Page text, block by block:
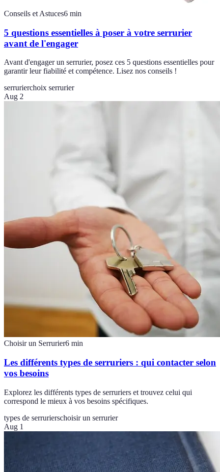
Conseils et Astuces6 min
5 questions essentielles à poser à votre serrurier
avant de l'engager
Avant d'engager un serrurier, posez ces 5 questions essentielles pour
garantir leur fiabilité et compétence. Lisez nos conseils !
serrurierchoix serrurier
Aug 2
Choisir un Serrurier6 min
Les différents types de serruriers : qui contacter selon
vos besoins
Explorez les différents types de serruriers et trouvez celui qui
correspond le mieux à vos besoins spécifiques.
types de serrurierschoisir un serrurier
Aug 1